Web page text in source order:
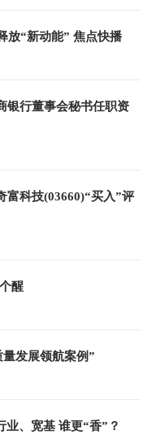
放“新动能” 焦点快播
银行董事会秘书任职资
富科技(03660)“买入”评
醒
发展领航案例”
业、宽基 谁更“香”？